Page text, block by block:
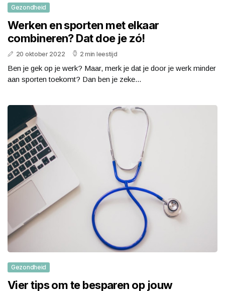
Gezondheid
Werken en sporten met elkaar
combineren? Dat doe je zó!
20 oktober 2022 2 min leestijd
Ben je gek op je werk? Maar, merk je dat je door je werk minder
aan sporten toekomt? Dan ben je zeke...
Gezondheid
Vier tips om te besparen op jouw